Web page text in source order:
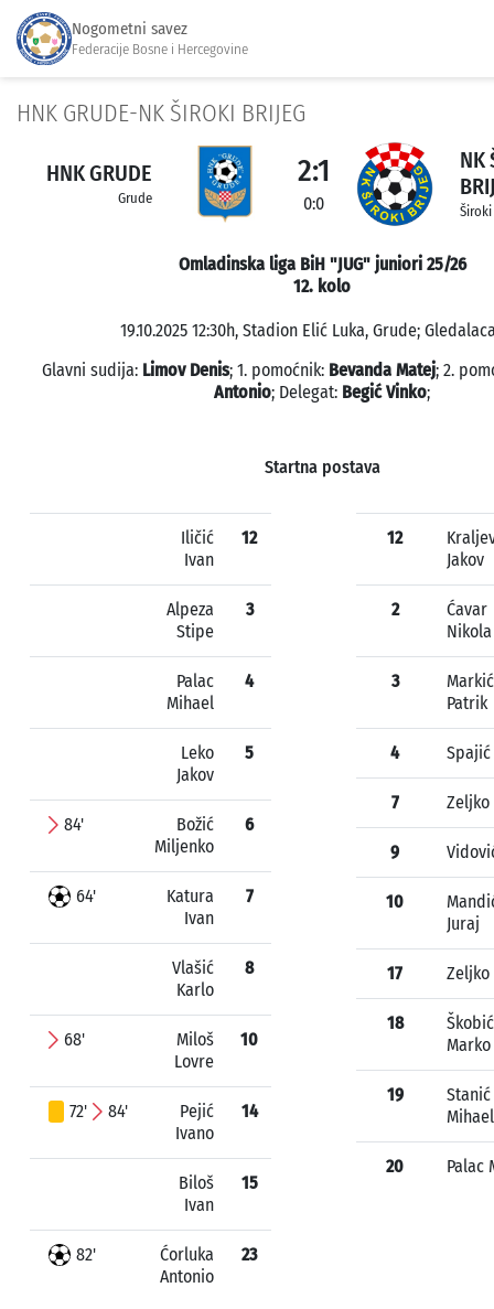
Nogometni savez
Federacije Bosne i Hercegovine
HNK GRUDE-NK ŠIROKI BRIJEG
HNK GRUDE
Grude
2:1
0:0
NK
Omladinska liga BiH "JUG" juniori 25/26
12. kolo
19.10.2025 12:30h, Stadion Elić Luka, Grude;
Glavni sudija: Limov Denis; 1. pomoćnik: Bevanda Matej; 2.
Antonio; Delegat: Begić Vinko;
Startna postava
Iličić
Ivan
12
Alpeza
Stipe
3
Palac
Mihael
4
Leko
Jakov
5
84'
Božić
Miljenko
6
64'
Katura
Ivan
7
Vlašić
Karlo
8
68'
Miloš
Lovre
10
72' 84'
Pejić
Ivano
14
Biloš
Ivan
15
82'
Ćorluka
Antonio
23
12
Jakov
2
Ćavar
Nikola
3
Markić
Patrik
4 Spajić
7 Zeljko
9
10
Juraj
17 Zeljko
18
Škobić
Marko
19
Stanić
Mihael
20 Palac